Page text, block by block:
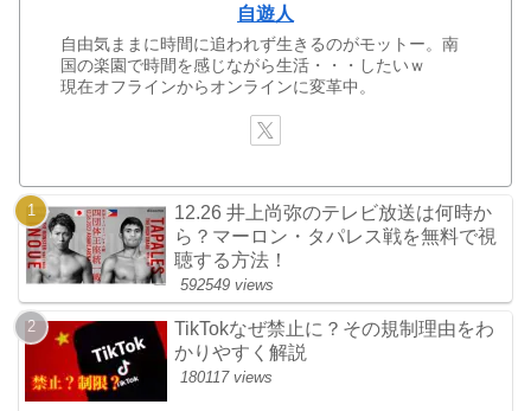
自遊人
自由気ままに時間に追われず生きるのがモットー。南
国の楽園で時間を感じながら生活・・・したいｗ
現在オフラインからオンラインに変革中。
12.26 井上尚弥のテレビ放送は何時か
ら？マーロン・タパレス戦を無料で視
聴する方法！
592549 views
TikTokなぜ禁止に？その規制理由をわ
かりやすく解説
180117 views